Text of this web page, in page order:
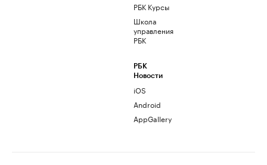
РБК Курсы
Школа
управления
РБК
РБК
Новости
iOS
Android
AppGallery